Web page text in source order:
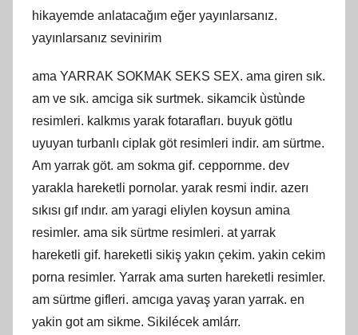
hikayemde anlatacağım eğer yayınlarsanız.
yayınlarsanız sevinirim
ama YARRAK SOKMAK SEKS SEX. ama giren sık.
am ve sık. amciga sik surtmek. sikamcik ùstùnde
resimleri. kalkmıs yarak fotarafları. buyuk götlu
uyuyan turbanlı ciplak göt resimleri indir. am sürtme.
Am yarrak göt. am sokma gif. ceppornme. dev
yarakla hareketli pornolar. yarak resmi indir. azerı
sıkısı gıf ındır. am yaragi eliylen koysun amina
resimler. ama sik sürtme resimleri. at yarrak
hareketli gif. hareketli sikiş yakın çekim. yakin cekim
porna resimler. Yarrak ama surten hareketli resimler.
am sürtme gifleri. amcıga yavaş yaran yarrak. en
yakin got am sikme. Sikilécek amlárr.